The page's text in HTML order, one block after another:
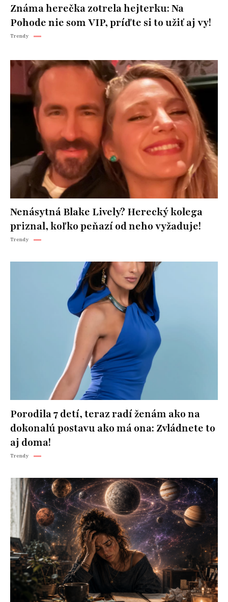
Známa herečka zotrela hejterku: Na
Pohode nie som VIP, príďte si to užiť aj vy!
Trendy
Nenásytná Blake Lively? Herecký kolega
priznal, koľko peňazí od neho vyžaduje!
Trendy
Porodila 7 detí, teraz radí ženám ako na
dokonalú postavu ako má ona: Zvládnete to
aj doma!
Trendy